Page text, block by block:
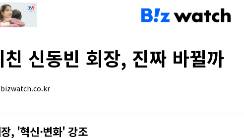
신동빈 회장, 진짜 바뀔까
, '혁신·변화' 강조